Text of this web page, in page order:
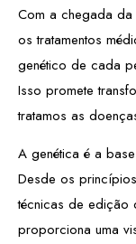
Com a chegada
os tratamentos
genético de cada
Isso promete
tratamos as
A genética é a
Desde os
técnicas de
proporciona uma